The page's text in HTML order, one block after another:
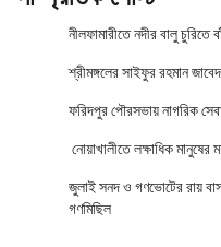
নীলফামারীতে নদীর বালু চুরিতে
শ্রীমঙ্গলের সাইফুর রহমান
ফরিদপুর পৌরসভায় নাগরিক
নোয়াখালীতে লক্ষাধিক মানুষের
জুলাই সনদ ও গণভোটের রায়
গণমিছিল